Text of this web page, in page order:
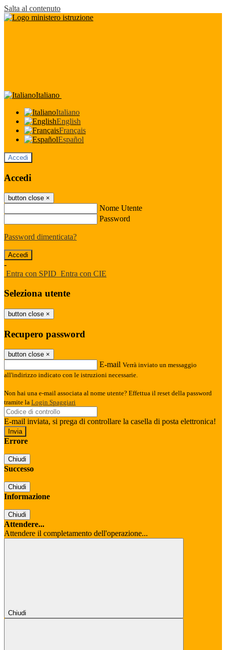
Salta al contenuto
Italiano
Italiano
English
Français
Español
Accedi
Accedi
button close ×
Nome Utente
Password
Password dimenticata?
-
Entra con SPID Entra con CIE
Seleziona utente
button close ×
Recupero password
button close ×
E-mail Verrà inviato un messaggio
all'indirizzo indicato con le istruzioni necessarie.
Non hai una e-mail associata al nome utente? Effettua il reset della password
tramite la Login Spaggiari
E-mail inviata, si prega di controllare la casella di posta elettronica!
Errore
Chiudi
Successo
Chiudi
Informazione
Chiudi
Attendere...
Attendere il completamento dell'operazione...
Chiudi